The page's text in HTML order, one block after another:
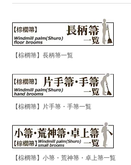
【棕櫚箒】長柄箒一覧
【棕櫚箒】片手箒・手箒一覧
【棕櫚箒】小箒・荒神箒・卓上箒一覧